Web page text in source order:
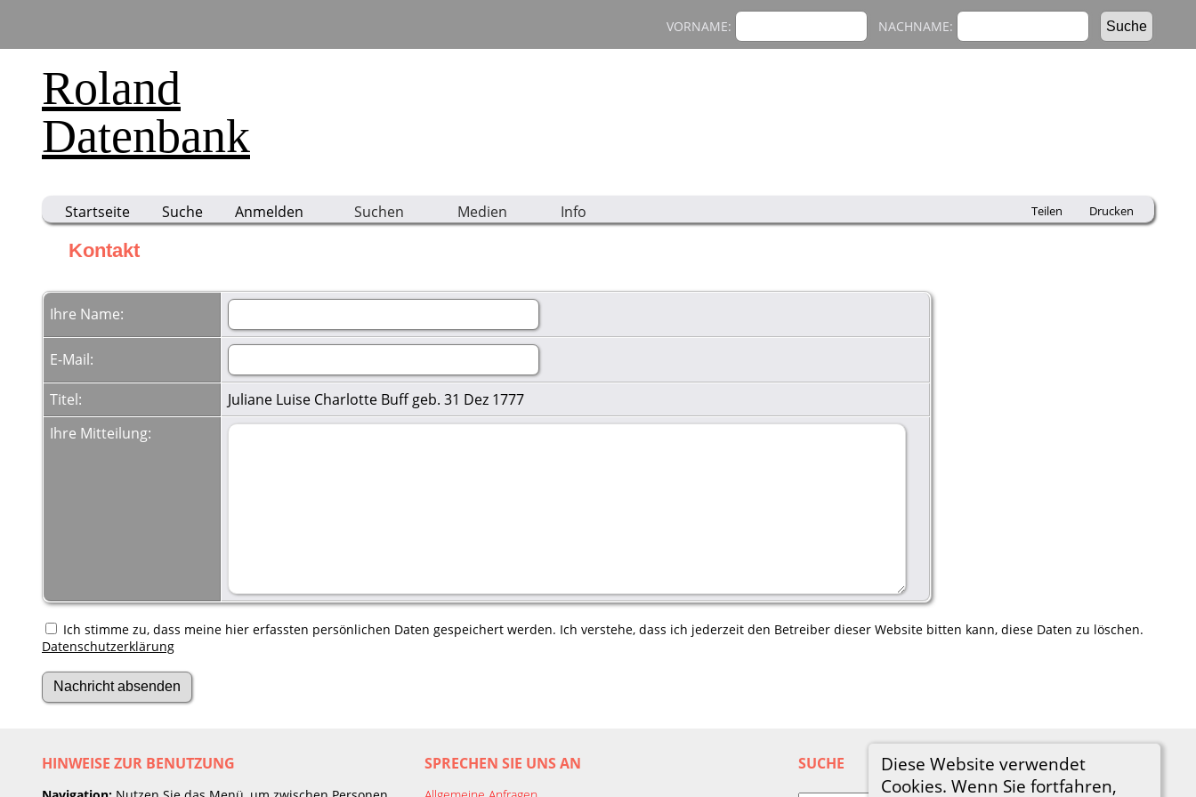
Roland
Datenbank
VORNAME: NACHNAME:
Startseite Suche Anmelden Suchen Medien Info Teilen Drucken
Diese Website verwendet
Cookies. Wenn Sie fortfahren,
Kontakt
Ihre Name:
E-Mail:
Titel:
Juliane Luise Charlotte Buff geb. 31 Dez 1777
Ihre Mitteilung:
Ich stimme zu, dass meine hier erfassten persönlichen Daten gespeichert werden. Ich verstehe, dass ich jederzeit den Betreiber dieser Website bitten kann, diese Daten zu löschen.
Datenschutzerklärung
HINWEISE ZUR BENUTZUNG SPRECHEN SIE UNS AN SUCHE